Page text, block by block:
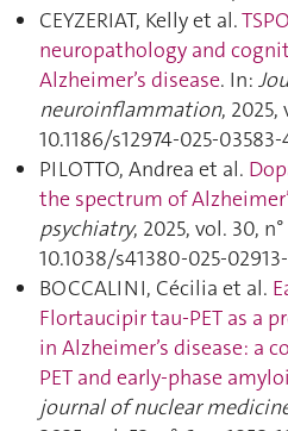
CEYZERIAT, Kelly et al.
neuropathology and
Alzheimer’s disease. In:
neuroinflammation, 2025,
10.1186/s12974-025-03583-
PILOTTO, Andrea et al.
the spectrum of
psychiatry, 2025, vol. 30,
10.1038/s41380-025-
BOCCALINI, Cécilia et al.
Flortaucipir tau-PET as a
in Alzheimer’s disease: a
PET and early-phase
journal of nuclear